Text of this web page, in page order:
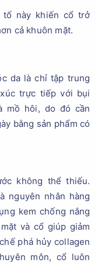
tố này khiến cổ trở
cả khuôn mặt.
da là chỉ tập trung
trực tiếp với bụi
mồ hôi, do đó cần
bằng sản phẩm có
không thể thiếu.
nguyên nhân hàng
kem chống nắng
và cổ giúp giảm
phá hủy collagen
môn, cổ luôn